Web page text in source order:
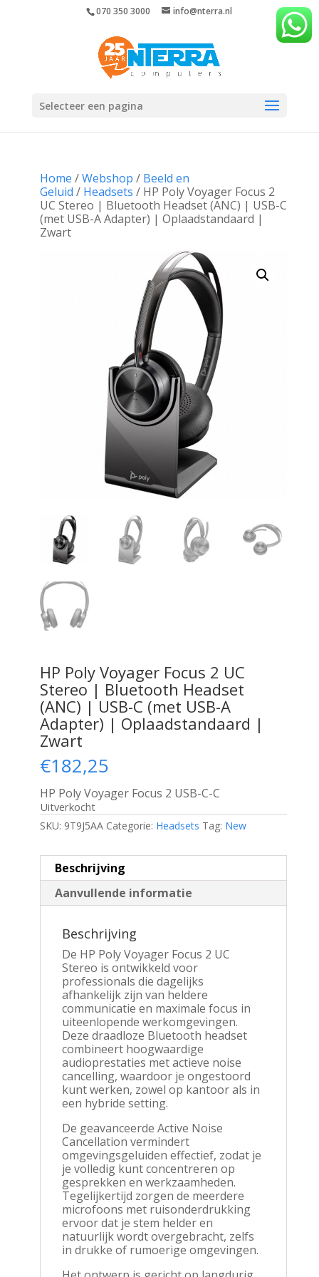
070 350 3000 info@nterra.nl
Selecteer een pagina
Home /Webshop / Beeld en
Geluid / Headsets / HP Poly Voyager Focus 2
UC Stereo | Bluetooth Headset (ANC) | USB-C
(met USB-A Adapter) | Oplaadstandaard |
Zwart
HP Poly Voyager Focus 2 UC
Stereo | Bluetooth Headset
(ANC) | USB-C (met USB-A
Adapter) | Oplaadstandaard |
Zwart
€182,25
HP Poly Voyager Focus 2 USB-C-C
Uitverkocht
SKU: 9T9J5AA Categorie: Headsets Tag: New
Beschrijving
Aanvullende informatie
Beschrijving
De HP Poly Voyager Focus 2 UC
Stereo is ontwikkeld voor
professionals die dagelijks
afhankelijk zijn van heldere
communicatie en maximale focus in
uiteenlopende werkomgevingen.
Deze draadloze Bluetooth headset
combineert hoogwaardige
audioprestaties met actieve noise
cancelling, waardoor je ongestoord
kunt werken, zowel op kantoor als in
een hybride setting.
De geavanceerde Active Noise
Cancellation vermindert
omgevingsgeluiden effectief, zodat je
je volledig kunt concentreren op
gesprekken en werkzaamheden.
Tegelijkertijd zorgen de meerdere
microfoons met ruisonderdrukking
ervoor dat je stem helder en
natuurlijk wordt overgebracht, zelfs
in drukke of rumoerige omgevingen.